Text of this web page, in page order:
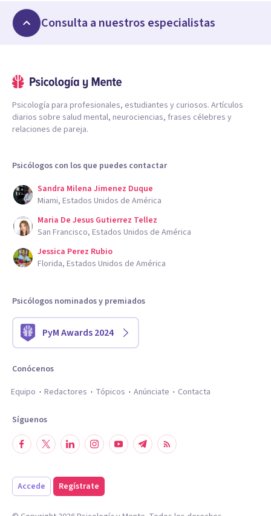
Consulta a nuestros especialistas
Psicología para profesionales, estudiantes y curiosos. Artículos
diarios sobre salud mental, neurociencias, frases célebres y
relaciones de pareja.
Psicólogos con los que puedes contactar
Sandra Milena Jimenez Duque
Miami, Estados Unidos de América
Maria De Jesus Gutierrez Tellez
San Francisco, Estados Unidos de América
Jessica Perez Rubio
Florida, Estados Unidos de América
Psicólogos nominados y premiados
PyM Awards 2024
Conócenos
Equipo
Redactores Tópicos Anúnciate Contacta
Síguenos
Accede Regístrate